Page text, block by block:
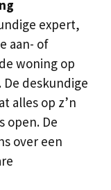
expert,
aan- of
woning op
deskundige
alles op z’n
open. De
over een